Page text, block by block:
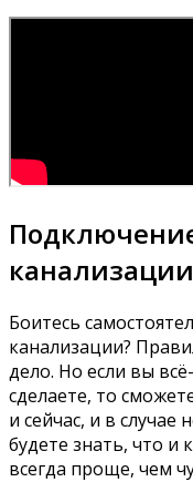
Боитесь
канализации?
дело. Но если вы
сделаете, то
и сейчас, и в
будете знать, что и
всегда проще, чем